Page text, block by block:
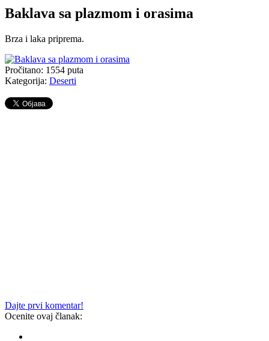
Baklava sa plazmom i orasima
Brza i laka priprema.
Pročitano: 1554 puta
Kategorija: Deserti
Dajte prvi komentar!
Ocenite ovaj članak: